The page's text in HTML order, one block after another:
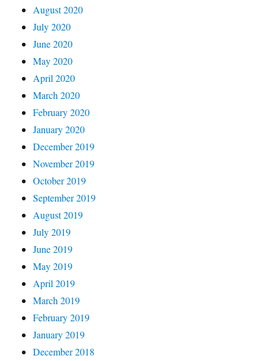
August 2020
July 2020
June 2020
May 2020
April 2020
March 2020
February 2020
January 2020
December 2019
November 2019
October 2019
September 2019
August 2019
July 2019
June 2019
May 2019
April 2019
March 2019
February 2019
January 2019
December 2018